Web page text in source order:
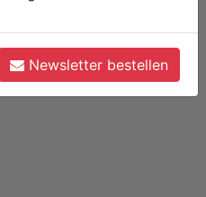
Newsletter bestellen